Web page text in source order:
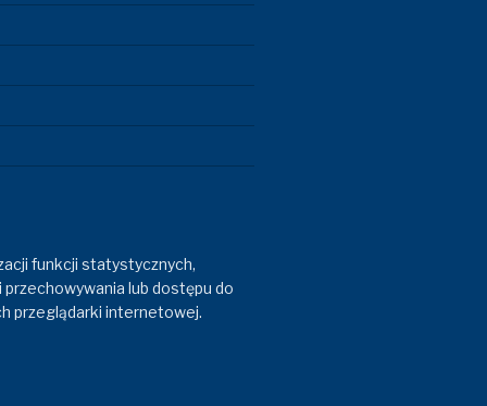
funkcji statystycznych,
lub dostępu do
przeglądarki internetowej.